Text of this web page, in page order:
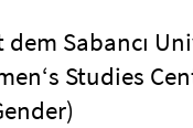
Sabancı
Studies